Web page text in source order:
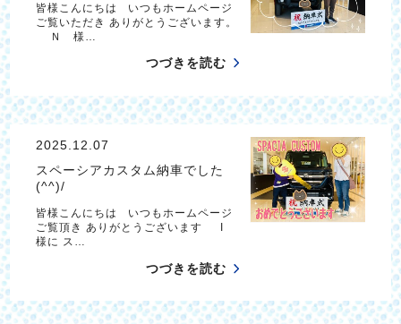
皆様こんにちは いつもホームページ
ご覧いただき ありがとうございます。
Ｎ 様…
つづきを読む
2025.12.07
スペーシアカスタム納車でした
(^^)/
皆様こんにちは いつもホームページ
ご覧頂き ありがとうございます I
様に ス…
つづきを読む